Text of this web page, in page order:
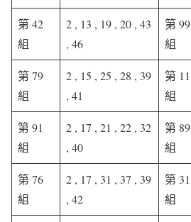
第 42
組
2 , 13 , 19 , 20 , 43
, 46
第 99
組
第 79
組
2 , 15 , 25 , 28 , 39
, 41
第 11
組
第 91
組
2 , 17 , 21 , 22 , 32
, 40
第 89
組
第 76
組
2 , 17 , 31 , 37 , 39
, 42
第 31
組